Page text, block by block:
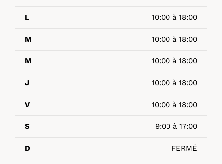
L 10:00 à 18:00
M 10:00 à 18:00
M 10:00 à 18:00
J 10:00 à 18:00
V 10:00 à 18:00
S 9:00 à 17:00
D FERMÉ